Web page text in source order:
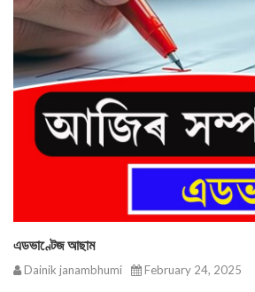
এডভাণ্টেজ আছাম
Dainik janambhumi February 24, 2025